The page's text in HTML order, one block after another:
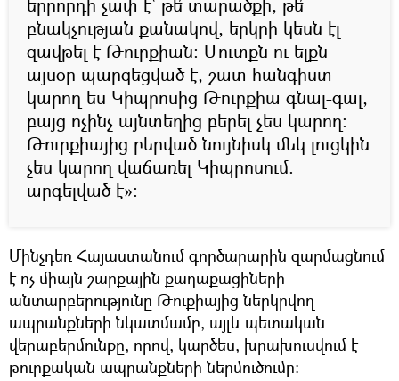
երրորդի չափ է՝ թե՛ տարածքի, թե՛
բնակչության քանակով, երկրի կեսն էլ
զավթել է Թուրքիան: Մուտքն ու ելքն
այսօր պարզեցված է, շատ հանգիստ
կարող ես Կիպրոսից Թուրքիա գնալ-գալ,
բայց ոչինչ այնտեղից բերել չես կարող:
Թուրքիայից բերված նույնիսկ մեկ լուցկին
չես կարող վաճառել Կիպրոսում.
արգելված է»:
Մինչդեռ Հայաստանում գործարարին զարմացնում
է ոչ միայն շարքային քաղաքացիների
անտարբերությունը Թուքիայից ներկրվող
ապրանքների նկատմամբ, այլև պետական
վերաբերմունքը, որով, կարծես, խրախուսվում է
թուրքական ապրանքների ներմուծումը: